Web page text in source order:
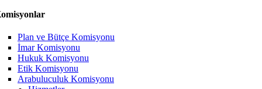
Plan ve Bütçe Komisyonu
İmar Komisyonu
Hukuk Komisyonu
Etik Komisyonu
Arabuluculuk Komisyonu